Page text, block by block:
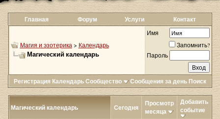
Главная Форум Услуги Контакт
Магия и эзотерика > Календарь
Магический календарь
Имя
Запомнить?
Пароль
Регистрация КалендарьСообщество Сообщения за день Поиск
Магический календарь Сегодня
Просмотр
месяца
Добавить
событие